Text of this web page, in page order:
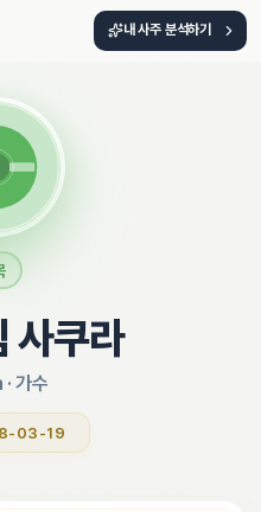
내 사주 분석하기
사쿠라
· 가수
03-19